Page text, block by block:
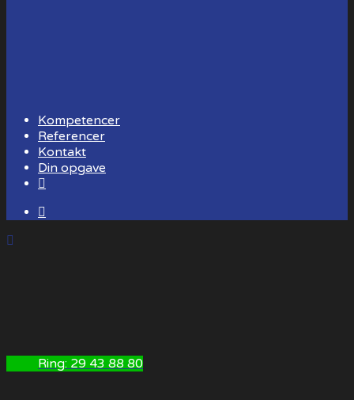
Kompetencer
Referencer
Kontakt
Din opgave
Ring: 29 43 88 80